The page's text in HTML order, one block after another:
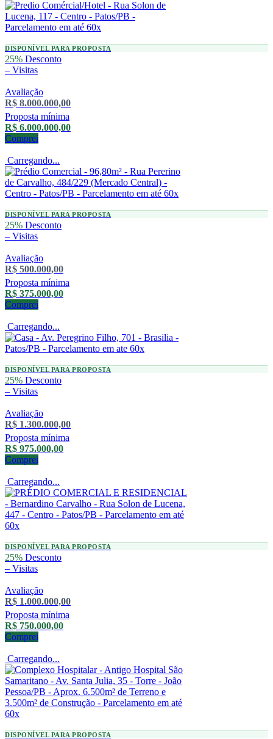
DISPONÍVEL PARA PROPOSTA
25% Desconto
– Visitas
Avaliação
R$ 8.000.000,00
Proposta mínima
R$ 6.000.000,00
Comprei
Carregando...
DISPONÍVEL PARA PROPOSTA
25% Desconto
– Visitas
Avaliação
R$ 500.000,00
Proposta mínima
R$ 375.000,00
Comprei
Carregando...
DISPONÍVEL PARA PROPOSTA
25% Desconto
– Visitas
Avaliação
R$ 1.300.000,00
Proposta mínima
R$ 975.000,00
Comprei
Carregando...
DISPONÍVEL PARA PROPOSTA
25% Desconto
– Visitas
Avaliação
R$ 1.000.000,00
Proposta mínima
R$ 750.000,00
Comprei
Carregando...
DISPONÍVEL PARA PROPOSTA